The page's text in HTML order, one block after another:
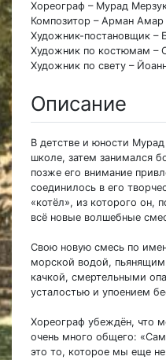
Хореограф – Мурад
Композитор – Арман Амар
Художник-постановщик –
Художник по костюмам –
Художник по свету –
Описание
В детстве и юности
школе, затем занимался
позже его внимание
соединилось в его
«котёл», из которого он,
всё новые волшебные
Свою новую смесь по
морской водой,
качкой, смертельными
усталостью и упоением
Хореограф убеждён, что
очень много общего:
это то, которое мы еще